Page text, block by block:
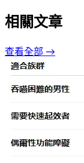
相關文章
查看全部 →